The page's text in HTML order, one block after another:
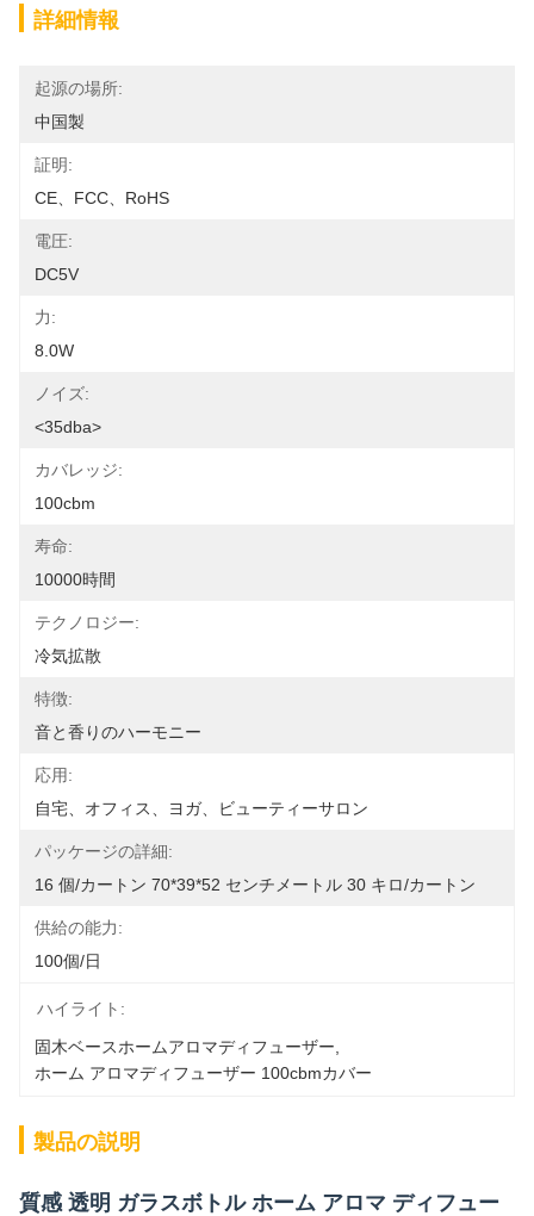
詳細情報
起源の場所:
中国製
証明:
CE、FCC、RoHS
電圧:
DC5V
力:
8.0W
ノイズ:
<35dba>
カバレッジ:
100cbm
寿命:
10000時間
テクノロジー:
冷気拡散
特徴:
音と香りのハーモニー
応用:
自宅、オフィス、ヨガ、ビューティーサロン
パッケージの詳細:
16 個/カートン 70*39*52 センチメートル 30 キロ/カートン
供給の能力:
100個/日
ハイライト:
固木ベースホームアロマディフューザー
ホーム アロマディフューザー 100cbmカバー
製品の説明
質感 透明 ガラスボトル ホーム アロマ ディフュー